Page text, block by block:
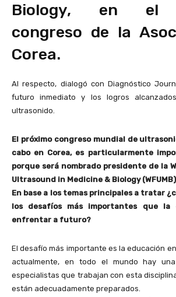
Biology, en el
congreso de la
Corea.
Al respecto, dialogó con Diagnóstico
futuro inmediato y los logros
ultrasonido.
El próximo congreso mundial de
cabo en Corea, es particularmente
porque será nombrado presidente de la
Ultrasound in Medicine & Biology
En base a los temas principales a tratar
los desafíos más importantes que la
enfrentar a futuro?
El desafío más importante es la educación
actualmente, en todo el mundo hay
especialistas que trabajan con esta
están adecuadamente preparados.